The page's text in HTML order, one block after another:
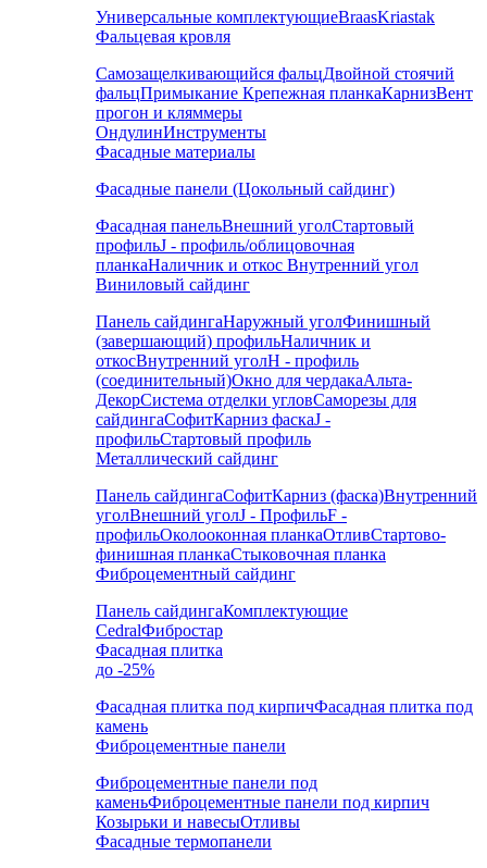
Универсальные комплектующиеBraasKriastak
Фальцевая кровля
Самозащелкивающийся фальцДвойной стоячий
фальцПримыкание Крепежная планкаКарнизВент
прогон и кляммеры
ОндулинИнструменты
Фасадные материалы
Фасадные панели (Цокольный сайдинг)
Фасадная панельВнешний уголСтартовый
профильJ - профиль/облицовочная
планкаНаличник и откос Внутренний угол
Виниловый сайдинг
Панель сайдингаНаружный уголФинишный
(завершающий) профильНаличник и
откосВнутренний уголH - профиль
(соединительный)Окно для чердакаАльта-
ДекорСистема отделки угловСаморезы для
сайдингаСофитКарниз фаскаJ -
профильСтартовый профиль
Металлический сайдинг
Панель сайдингаСофитКарниз (фаска)Внутренний
уголВнешний уголJ - ПрофильF -
профильОколооконная планкаОтливСтартово-
финишная планкаСтыковочная планка
Фиброцементный сайдинг
Панель сайдингаКомплектующие
CedralФибростар
Фасадная плитка
до -25%
Фасадная плитка под кирпичФасадная плитка под
камень
Фиброцементные панели
Фиброцементные панели под
каменьФиброцементные панели под кирпич
Козырьки и навесыОтливы
Фасадные термопанели